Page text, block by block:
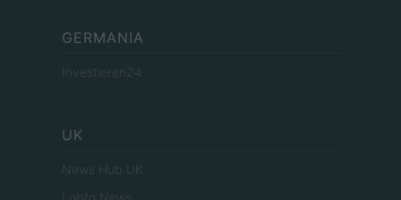
GERMANIA
Investieren24
UK
News Hub UK